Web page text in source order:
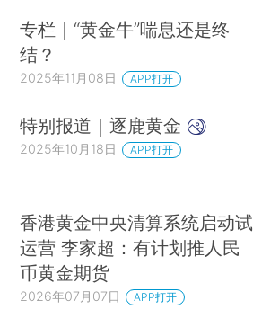
专栏｜“黄金牛”喘息还是终
结？
2025年11月08日 APP打开
特别报道｜逐鹿黄金
2025年10月18日 APP打开
香港黄金中央清算系统启动试
运营 李家超：有计划推人民
币黄金期货
2026年07月07日 APP打开